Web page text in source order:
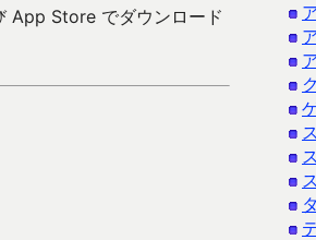
App Store でダウンロード